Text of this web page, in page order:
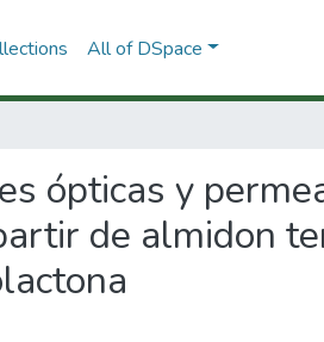
All of DSpace
ópticas y
de almidon